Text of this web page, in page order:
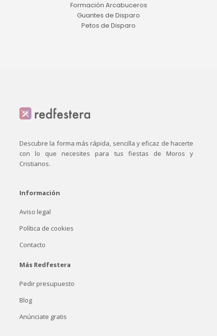
Formación Arcabuceros
Guantes de Disparo
Petos de Disparo
Descubre la forma más rápida, sencilla y eficaz de hacerte
con lo que necesites para tus fiestas de Moros y
Cristianos.
Información
Aviso legal
Política de cookies
Contacto
Más Redfestera
Pedir presupuesto
Blog
Anúnciate gratis